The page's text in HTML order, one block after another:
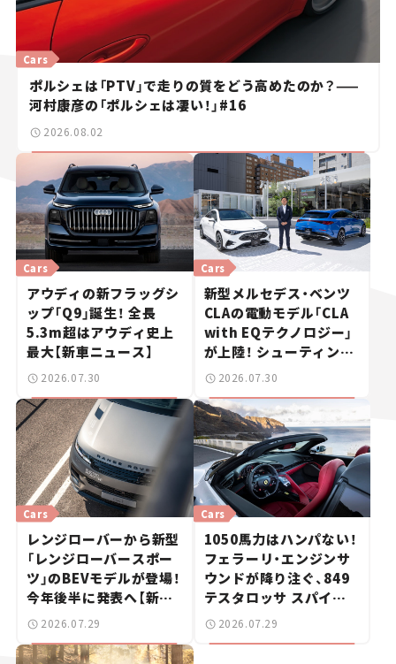
Cars
ポルシェは「PTV」で走りの質をどう高めたのか？——
河村康彦の「ポルシェは凄い！」#16
2026.08.02
Cars
アウディの新フラッグシ
ップ「Q9」誕生！ 全長
5.3m超はアウディ史上
最大【新車ニュース】
2026.07.30
Cars
新型メルセデス・ベンツ
CLAの電動モデル「CLA
with EQテクノロジー」
が上陸！ シューティング
ブレークも発売【新車ニ
2026.07.30
Cars
レンジローバーから新型
「レンジローバースポー
ツ」のBEVモデルが登場！
今年後半に発表へ【新車
ニュース】
2026.07.29
Cars
1050馬力はハンパない！
フェラーリ・エンジンサ
ウンドが降り注ぐ、849
テスタロッサ スパイダ
ーに試乗。
2026.07.29